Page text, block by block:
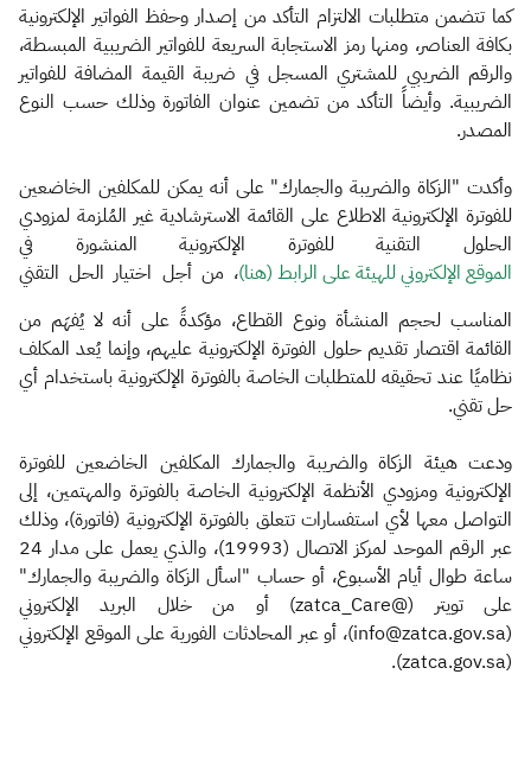
كما تتضمن متطلبات الالتزام التأكد من إصدار وحفظ الفواتير الإلكترونية
بكافة العناصر، ومنها رمز الاستجابة السريعة للفواتير الضريبية المبسطة،
والرقم الضريبي للمشتري المسجل في ضريبة القيمة المضافة للفواتير
الضريبية. وأيضاً التأكد من تضمين عنوان الفاتورة وذلك حسب النوع
المصدر.
وأكدت "الزكاة والضريبة والجمارك" على أنه يمكن للمكلفين الخاضعين
للفوترة الإلكترونية الاطلاع على القائمة الاسترشادية غير المُلزمة لمزودي
الحلول التقنية للفوترة الإلكترونية المنشورة في
الموقع الإلكتروني للهيئة على الرابط (هنا)​، من أجل اختيار الحل التقني
المناسب لحجم المنشأة ونوع القطاع، مؤكدةً على أنه لا يُفهَم من
القائمة اقتصار تقديم حلول الفوترة الإلكترونية عليهم، وإنما يُعد المكلف
نظاميًا عند تحقيقه للمتطلبات الخاصة بالفوترة الإلكترونية باستخدام أي
حل تقني.
ودعت هيئة الزكاة والضريبة والجمارك المكلفين الخاضعين للفوترة
الإلكترونية ومزودي الأنظمة الإلكترونية الخاصة بالفوترة والمهتمين، إلى
التواصل معها لأي استفسارات تتعلق بالفوترة الإلكترونية (فاتورة)، وذلك
عبر الرقم الموحد لمركز الاتصال (19993)، والذي يعمل على مدار 24
ساعة طوال أيام الأسبوع، أو حساب "اسأل الزكاة والضريبة والجمارك"
على تويتر (@zatca_Care) أو من خلال البريد الإلكتروني
(info@zatca.gov.sa)، أو عبر المحادثات الفورية على الموقع الإلكتروني
(zatca.gov.sa).